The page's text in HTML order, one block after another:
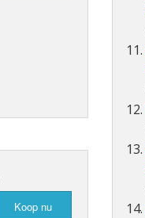
Koop nu